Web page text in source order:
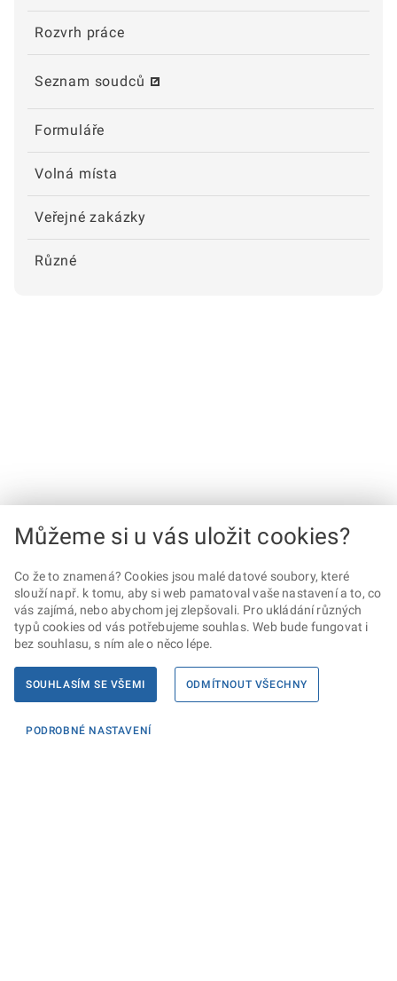
Rozvrh práce
Seznam soudců
Formuláře
Volná místa
Veřejné zakázky
Různé
Můžeme si u vás uložit cookies?
Co že to znamená? Cookies jsou malé datové soubory, které
slouží např. k tomu, aby si web pamatoval vaše nastavení a to, co
vás zajímá, nebo abychom jej zlepšovali. Pro ukládání různých
typů cookies od vás potřebujeme souhlas. Web bude fungovat i
bez souhlasu, s ním ale o něco lépe.
SOUHLASÍM SE VŠEMI ODMÍTNOUT VŠECHNY
PODROBNÉ NASTAVENÍ